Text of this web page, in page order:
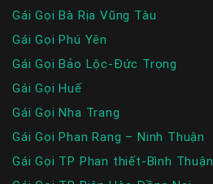
Gái Gọi Bà Rịa Vũng Tàu
Gái Gọi Phú Yên
Gái Gọi Bảo Lộc-Đức Trọng
Gái Gọi Huế
Gái Gọi Nha Trang
Gái Gọi Phan Rang – Ninh Thuận
Gái Gọi TP Phan thiết-Bình Thuận